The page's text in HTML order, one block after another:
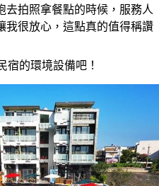
去拍照拿餐點的時候，服務人
我很放心，這點真的值得稱讚
宿的環境設備吧！